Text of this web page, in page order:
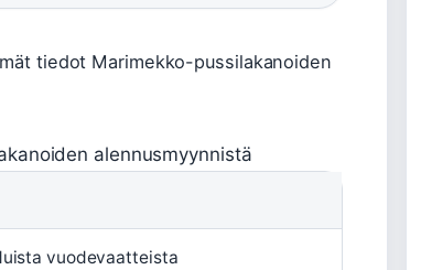
tiedot Marimekko-pussilakanoiden
alennusmyynnistä
vuodevaatteista